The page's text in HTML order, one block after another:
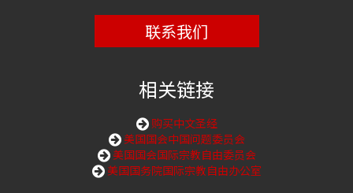
联系我们
相关链接
购买中文圣经
美国国会中国问题委员会
美国国会国际宗教自由委员会
美国国务院国际宗教自由办公室